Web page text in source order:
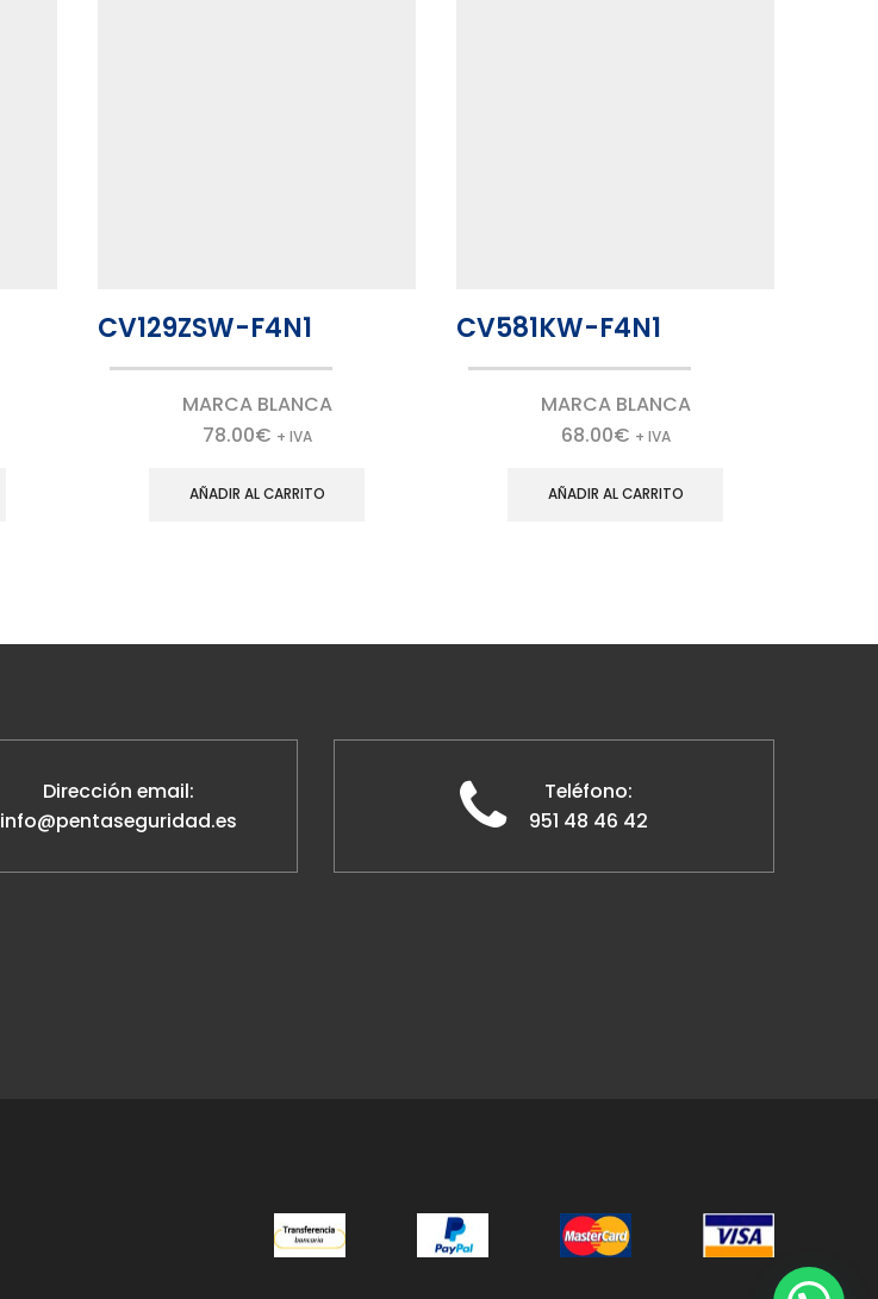
CV129ZSW-F4N1
MARCA BLANCA
78.00€ + IVA
AÑADIR AL CARRITO
CV581KW-F4N1
MARCA BLANCA
68.00€ + IVA
AÑADIR AL CARRITO
Dirección email:
info@pentaseguridad.es
Teléfono:
951 48 46 42